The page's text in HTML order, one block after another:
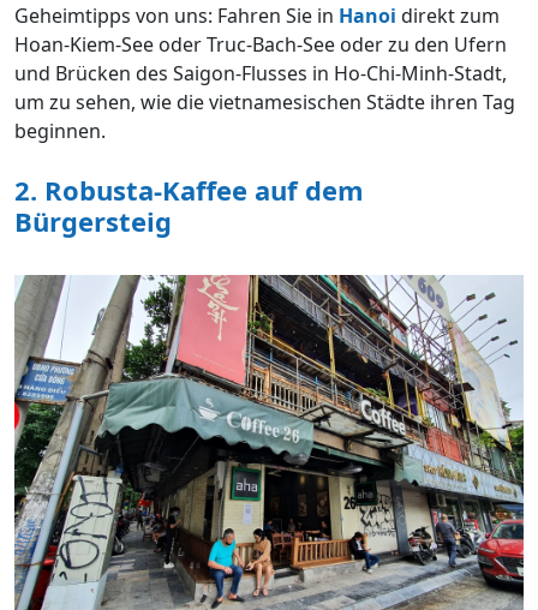
Geheimtipps von uns: Fahren Sie in Hanoi direkt zum
Hoan-Kiem-See oder Truc-Bach-See oder zu den Ufern
und Brücken des Saigon-Flusses in Ho-Chi-Minh-Stadt,
um zu sehen, wie die vietnamesischen Städte ihren Tag
beginnen.
2. Robusta-Kaffee auf dem
Bürgersteig